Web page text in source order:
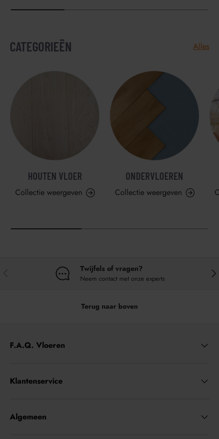
CATEGORIEËN Alles
HOUTEN VLOER
Collectie weergeven
ONDERVLOEREN
Collectie weergeven
Twijfels of vragen?
Neem contact met onze experts
Terug naar boven
F.A.Q. Vloeren
Klantenservice
Algemeen